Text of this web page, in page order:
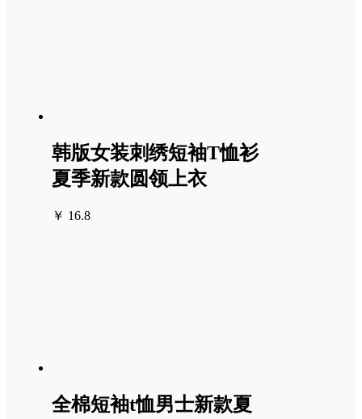
韩版女装刺绣短袖T恤衫
夏季新款圆领上衣
￥ 16.8
全棉短袖t恤男士新款夏